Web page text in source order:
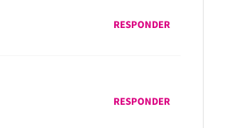
RESPONDER
RESPONDER